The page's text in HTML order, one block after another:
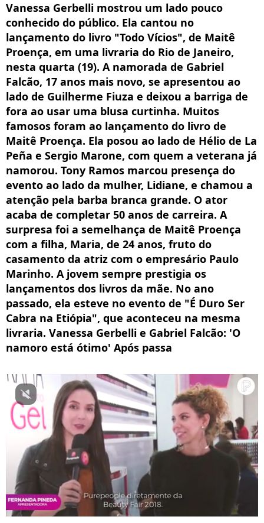
Vanessa Gerbelli mostrou um lado pouco
conhecido do público. Ela cantou no
lançamento do livro "Todo Vícios", de Maitê
Proença, em uma livraria do Rio de Janeiro,
nesta quarta (19). A namorada de Gabriel
Falcão, 17 anos mais novo, se apresentou ao
lado de Guilherme Fiuza e deixou a barriga de
fora ao usar uma blusa curtinha. Muitos
famosos foram ao lançamento do livro de
Maitê Proença. Ela posou ao lado de Hélio de La
Peña e Sergio Marone, com quem a veterana já
namorou. Tony Ramos marcou presença do
evento ao lado da mulher, Lidiane, e chamou a
atenção pela barba branca grande. O ator
acaba de completar 50 anos de carreira. A
surpresa foi a semelhança de Maitê Proença
com a filha, Maria, de 24 anos, fruto do
casamento da atriz com o empresário Paulo
Marinho. A jovem sempre prestigia os
lançamentos dos livros da mãe. No ano
passado, ela esteve no evento de "É Duro Ser
Cabra na Etiópia", que aconteceu na mesma
livraria. Vanessa Gerbelli e Gabriel Falcão: 'O
namoro está ótimo' Após passa